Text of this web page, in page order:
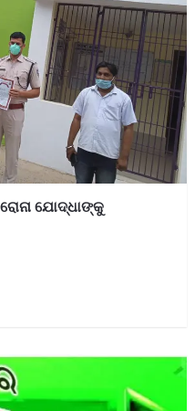
ଯୋଦ୍ଧାଙ୍କୁ